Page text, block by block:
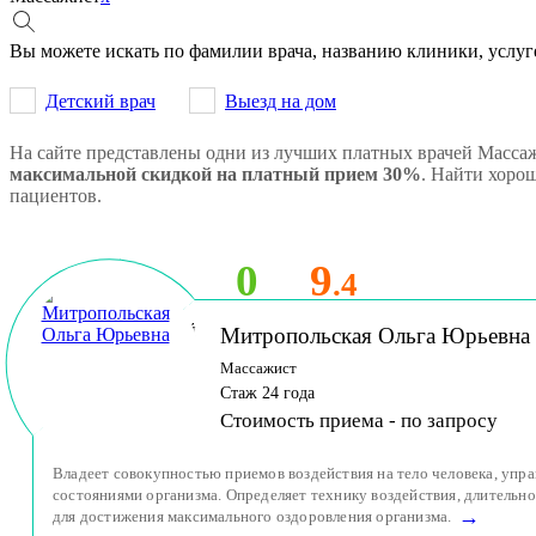
Вы можете искать по фамилии врача, названию клиники,
Детский врач Выезд на дом
На сайте представлены одни из лучших платных врачей
максимальной скидкой на платный прием 30%. Найти
пациентов.
0 9.4
Принимает детей
и взрослых
Митропольская Ольга Юрьевна
Массажист
Стаж 24 года
Стоимость приема - по запросу
Владеет совокупностью приемов воздействия на тело человека,
состояниями организма. Определяет технику воздействия,
для достижения максимального оздоровления организма. →